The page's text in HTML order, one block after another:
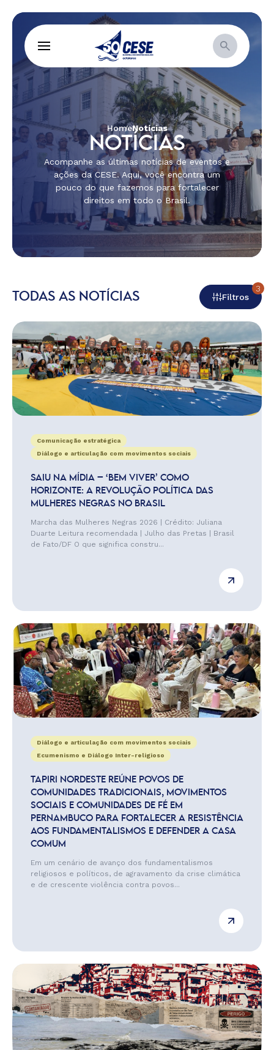
HomeNotícias
NOTÍCIAS
Acompanhe as últimas notícias de eventos e
ações da CESE. Aqui, você encontra um
pouco do que fazemos para fortalecer
direitos em todo o Brasil.
TODAS AS NOTÍCIAS Filtros
3
Comunicação estratégica
Diálogo e articulação com movimentos sociais
SAIU NA MÍDIA – ‘BEM VIVER’ COMO
HORIZONTE: A REVOLUÇÃO POLÍTICA DAS
MULHERES NEGRAS NO BRASIL
Marcha das Mulheres Negras 2026 | Crédito: Juliana
Duarte Leitura recomendada | Julho das Pretas | Brasil
de Fato/DF O que significa constru...
Diálogo e articulação com movimentos sociais
Ecumenismo e Diálogo Inter-religioso
TAPIRI NORDESTE REÚNE POVOS DE
COMUNIDADES TRADICIONAIS, MOVIMENTOS
SOCIAIS E COMUNIDADES DE FÉ EM
PERNAMBUCO PARA FORTALECER A RESISTÊNCIA
AOS FUNDAMENTALISMOS E DEFENDER A CASA
COMUM
Em um cenário de avanço dos fundamentalismos
religiosos e políticos, de agravamento da crise climática
e de crescente violência contra povos...